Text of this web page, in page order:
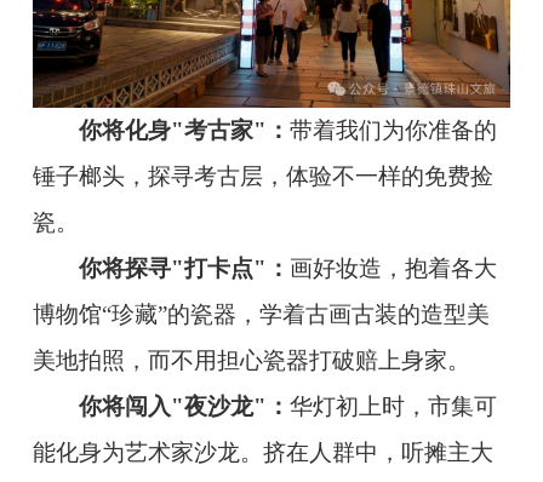
你将化身"考古家"：带着我们为你准备的
锤子榔头，探寻考古层，体验不一样的免费捡
瓷。
你将探寻"打卡点"： 画好妆造，抱着各大
博物馆“珍藏”的瓷器，学着古画古装的造型美
美地拍照，而不用担心瓷器打破赔上身家。
你将闯入"夜沙龙"：华灯初上时，市集可
能化身为艺术家沙龙。挤在人群中，听摊主大